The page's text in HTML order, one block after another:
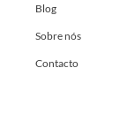
Blog
Sobre nós
Contacto